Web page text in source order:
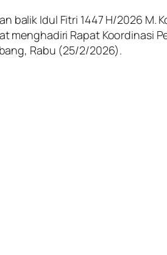
balik Idul Fitri 1447 H/2026 M.
menghadiri Rapat Koordinasi
Rabu (25/2/2026).